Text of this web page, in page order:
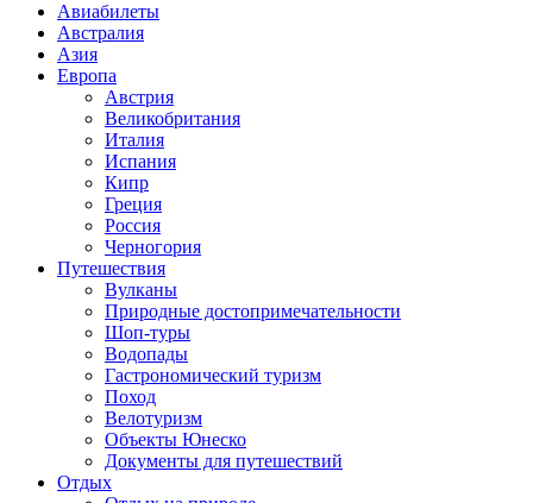
Авиабилеты
Австралия
Азия
Европа
Австрия
Великобритания
Италия
Испания
Кипр
Греция
Россия
Черногория
Путешествия
Вулканы
Природные достопримечательности
Шоп-туры
Водопады
Гастрономический туризм
Поход
Велотуризм
Объекты Юнеско
Документы для путешествий
Отдых